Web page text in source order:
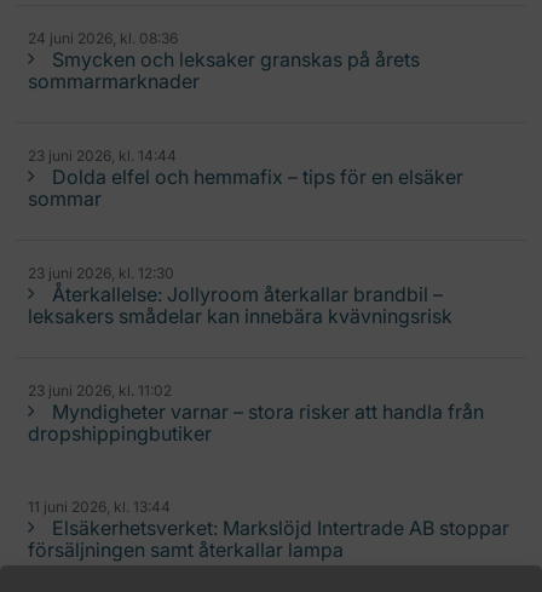
24 juni 2026, kl. 08:36
Smycken och leksaker granskas på årets
sommarmarknader
23 juni 2026, kl. 14:44
Dolda elfel och hemmafix – tips för en elsäker
sommar
23 juni 2026, kl. 12:30
Återkallelse: Jollyroom återkallar brandbil –
leksakers smådelar kan innebära kvävningsrisk
23 juni 2026, kl. 11:02
Myndigheter varnar – stora risker att handla från
dropshippingbutiker
11 juni 2026, kl. 13:44
Elsäkerhetsverket: Markslöjd Intertrade AB stoppar
försäljningen samt återkallar lampa